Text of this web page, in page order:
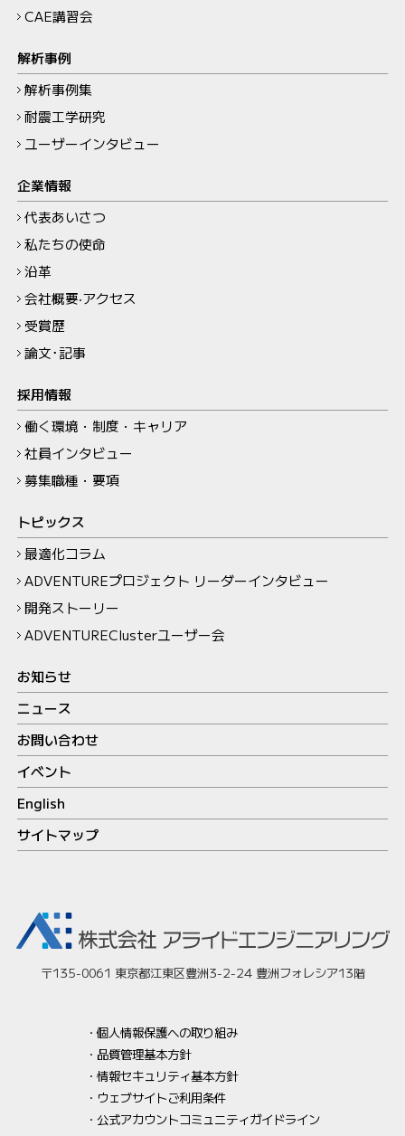
CAE講習会
解析事例
解析事例集
耐震工学研究
ユーザーインタビュー
企業情報
代表あいさつ
私たちの使命
沿革
会社概要‧アクセス
受賞歴
論文･記事
採用情報
働く環境・制度・キャリア
社員インタビュー
募集職種・要項
トピックス
最適化コラム
ADVENTUREプロジェクト リーダーインタビュー
開発ストーリー
ADVENTUREClusterユーザー会
お知らせ
ニュース
お問い合わせ
イベント
English
サイトマップ
〒135-0061 東京都江東区豊洲3-2-24 豊洲フォレシア13階
個人情報保護への取り組み
品質管理基本方針
情報セキュリティ基本方針
ウェブサイトご利用条件
公式アカウントコミュニティガイドライン